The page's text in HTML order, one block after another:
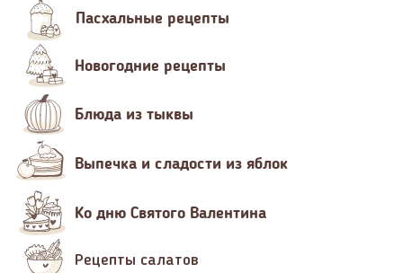
Пасхальные рецепты
Новогодние рецепты
Блюда из тыквы
Выпечка и сладости из яблок
Ко дню Святого Валентина
Рецепты салатов